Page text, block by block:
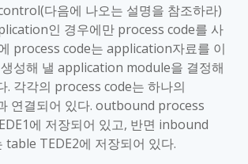
다음에 나오는 설명을 참조하라)
인 경우에만 process code를 사
process code는 application자료를 이
성해 낼 application module을 결정해
. 각각의 process code는 하나의
연결되어 있다. outbound process
에 저장되어 있고, 반면 inbound
table TEDE2에 저장되어 있다.